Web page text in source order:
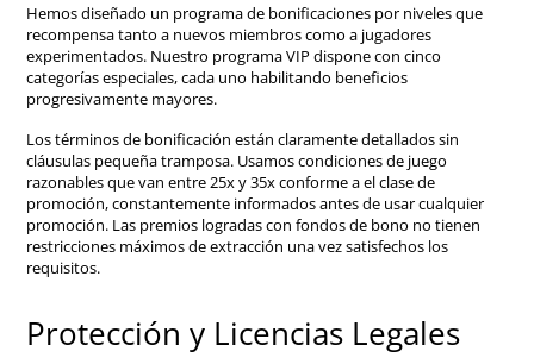
Hemos diseñado un programa de bonificaciones por niveles que
recompensa tanto a nuevos miembros como a jugadores
experimentados. Nuestro programa VIP dispone con cinco
categorías especiales, cada uno habilitando beneficios
progresivamente mayores.
Los términos de bonificación están claramente detallados sin
cláusulas pequeña tramposa. Usamos condiciones de juego
razonables que van entre 25x y 35x conforme a el clase de
promoción, constantemente informados antes de usar cualquier
promoción. Las premios logradas con fondos de bono no tienen
restricciones máximos de extracción una vez satisfechos los
requisitos.
Protección y Licencias Legales